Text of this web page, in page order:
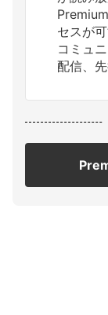
セスが
コミュ
配信、